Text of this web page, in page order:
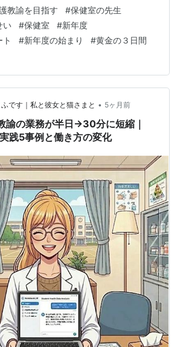
ありません。ただ、養護教諭にとって
期。目の前に迫る健診に向けて、日夜
追われる毎日が続きます。 今回は、そ
諭が4月にどんな仕事をしているのかを
🌸4月の養護教諭の主な仕事 配付書類
の切り替え作業 会議へ…
教諭を目指す #保健室の先生
い #保健室 #新年度
#新年度の始まり #黄金の３日間
です｜私と彼女と猫さまと • 5ヶ月前
諭の業務が半日→30分に短縮｜
践5事例と働き方の変化